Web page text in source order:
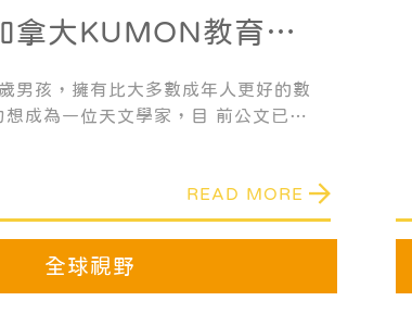
拿大KUMON教育，
確的學習態度
男孩，擁有比大多數成年人更好的數
想成為一位天文學家，目 前公文已經
學、閱讀的學習已經超過現階段 的年
心的分享「我很感激我的父母、老師
READ MORE
全球視野